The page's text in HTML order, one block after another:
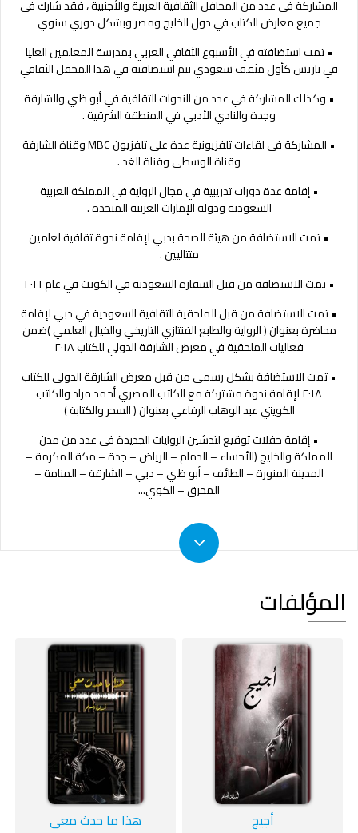
المشاركة في عدد من المحافل الثقافية العربية والأجنبية ، فقد شارك في
جميع معارض الكتاب في دول الخليج ومصر وبشكل دوري سنوي
•تمت استضافته في الأسبوع الثقافي العربي بمدرسة المعلمين العليا
في باريس كأول مثقف سعودي يتم استضافته في هذا المحفل الثقافي
• وكذلك المشاركة في عدد من الندوات الثقافية في أبو ظبي والشارقة
وجدة والنادي الأدبي في المنطقة الشرقية.
• المشاركة في لقاءات تلفزيونية عدة على تلفزيون
وقناة الشارقة
وقناة الوسطى وقناة الغد.
•إقامة عدة دورات تدريبية في مجال الرواية في المملكة العربية
السعودية ودولة الإمارات العربية المتحدة.
•تمت الاستضافة من هيئة الصحة بدبي لإقامة ندوة ثقافية لعامين
متتاليين.
•تمت الاستضافة من قبل السفارة السعودية في الكويت في عام ٢٠١٦
•تمت الاستضافة من قبل الملحقية الثقافية السعودية في دبي لإقامة
محاضرة بعنوان(الرواية والطابع الفنتازي التاريخي والخيال العلمي)ضمن
فعاليات الملحقية في معرض الشارقة الدولي للكتاب ٢٠١٨
•تمت الاستضافة بشكل رسمي من قبل معرض الشارقة الدولي للكتاب
٢٠١٨ لإقامة ندوة مشتركة مع الكاتب المصري أحمد مراد والكاتب
الكويتي عبد الوهاب الرفاعي بعنوان(السحر والكتابة)
• إقامة حفلات توقيع لتدشين الروايات الجديدة في عدد من مدن
المملكة والخليج (الأحساء – الدمام – الرياض – جدة – مكة المكرمة –
المدينة المنورة – الطائف – أبو ظبي – دبي – الشارقة – المنامة –
المحرق – الكوي...
المؤلفات
أجيج هذا ما حدث معي